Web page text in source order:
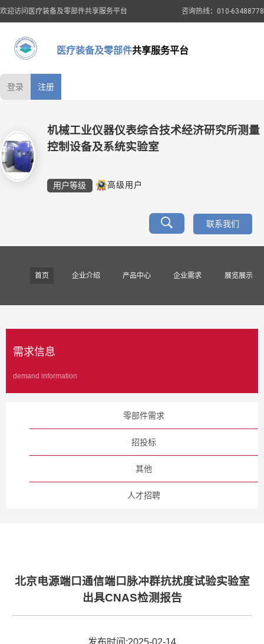
欢迎访问医疗装备及零部件共享服务平台 咨询热线：010-63488778
医疗装备及零部件共享服务平台
登录 注册
机械工业仪器仪表综合技术经济研究所测量
控制设备及系统实验室
用户等级 高级用户
联系我们
首页 企业介绍 产品中心 企业需求 展览展示
需求信息
demand information
零部件需求
招投标
其他
人才招聘
北京电源端口通信端口脉冲群抗扰度试验实验室
出具CNAS检测报告